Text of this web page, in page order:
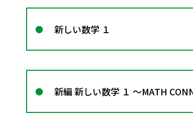
新しい数学 １
新編 新しい数学 １ ～MATH